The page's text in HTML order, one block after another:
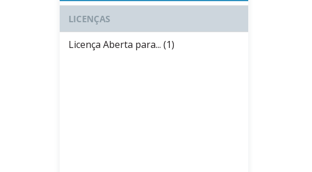
LICENÇAS
Licença Aberta para... (1)